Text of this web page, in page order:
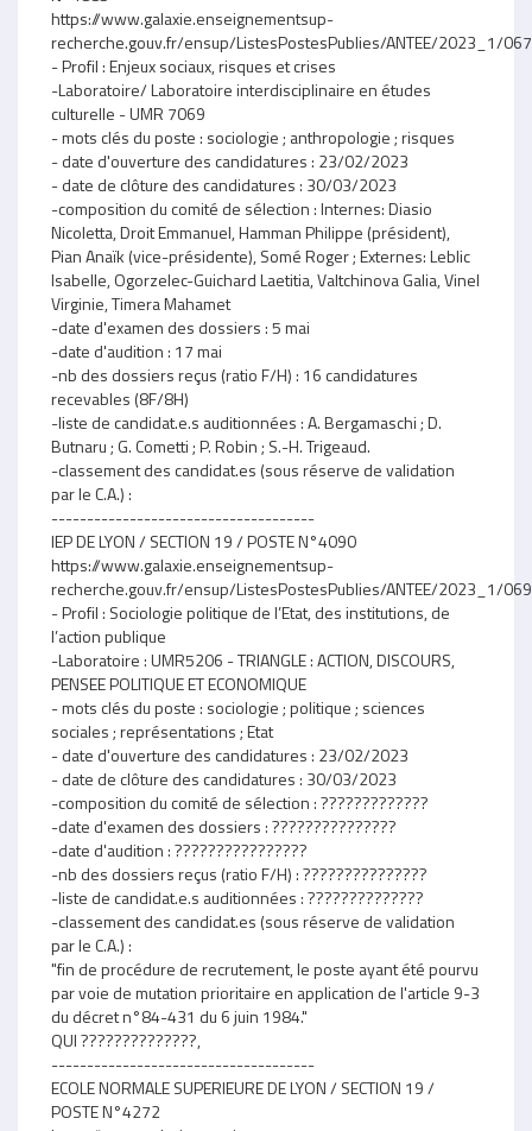
https://www.galaxie.enseignementsup-
recherche.gouv.fr/ensup/ListesPostesPublies/ANTEE/2023_1/
- Profil : Enjeux sociaux, risques et crises
-Laboratoire/ Laboratoire interdisciplinaire en études
culturelle - UMR 7069
- mots clés du poste : sociologie ; anthropologie ; risques
- date d'ouverture des candidatures : 23/02/2023
- date de clôture des candidatures : 30/03/2023
-composition du comité de sélection : Internes: Diasio
Nicoletta, Droit Emmanuel, Hamman Philippe (président),
Pian Anaïk (vice-présidente), Somé Roger ; Externes: Leblic
Isabelle, Ogorzelec-Guichard Laetitia, Valtchinova Galia, Vinel
Virginie, Timera Mahamet
-date d'examen des dossiers : 5 mai
-date d'audition : 17 mai
-nb des dossiers reçus (ratio F/H) : 16 candidatures
recevables (8F/8H)
-liste de candidat.e.s auditionnées : A. Bergamaschi ; D.
Butnaru ; G. Cometti ; P. Robin ; S.-H. Trigeaud.
-classement des candidat.es (sous réserve de validation
par le C.A.) :
-------------------------------------
IEP DE LYON / SECTION 19 / POSTE N°4090
https://www.galaxie.enseignementsup-
recherche.gouv.fr/ensup/ListesPostesPublies/ANTEE/2023_1/
- Profil : Sociologie politique de l’Etat, des institutions, de
l’action publique
-Laboratoire : UMR5206 - TRIANGLE : ACTION, DISCOURS,
PENSEE POLITIQUE ET ECONOMIQUE
- mots clés du poste : sociologie ; politique ; sciences
sociales ; représentations ; Etat
- date d'ouverture des candidatures : 23/02/2023
- date de clôture des candidatures : 30/03/2023
-composition du comité de sélection : ?????????????
-date d'examen des dossiers : ???????????????
-date d'audition : ????????????????
-nb des dossiers reçus (ratio F/H) : ???????????????
-liste de candidat.e.s auditionnées : ??????????????
-classement des candidat.es (sous réserve de validation
par le C.A.) :
"fin de procédure de recrutement, le poste ayant été pourvu
par voie de mutation prioritaire en application de l'article 9-3
du décret n°84-431 du 6 juin 1984."
QUI ??????????????,
-------------------------------------
ECOLE NORMALE SUPERIEURE DE LYON / SECTION 19 /
POSTE N°4272